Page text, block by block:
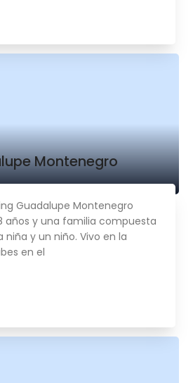
Montenegro
Guadalupe Montenegro
años y una familia compuesta
niña y un niño. Vivo en la
en el